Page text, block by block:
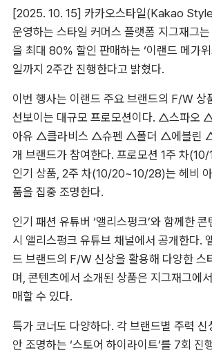
[2025. 10. 15] 카카오스타일(Kakao
운영하는 스타일 커머스 플랫폼 지그재그는
을 최대 80% 할인 판매하는 ‘이랜드 메가
일까지 2주간 진행한다고 밝혔다.
이번 행사는 이랜드 주요 브랜드의 F/W 상
선보이는 대규모 프로모션이다. △스파오
아유 △클라비스 △슈펜 △폴더 △에블린
개 브랜드가 참여한다. 프로모션 1주 차
인기 상품, 2주 차(10/20~10/28)는 헤비
품을 집중 조명한다.
인기 패션 유튜버 ‘앨리스펑크’와 함께한 콘
시 앨리스펑크 유튜브 채널에서 공개한다.
드 브랜드의 F/W 신상을 활용해 다양한 스
며, 콘텐츠에서 소개된 상품은 지그재그에
매할 수 있다.
특가 코너도 다양하다. 각 브랜드별 주력
안 조명하는 ‘스토어 하이라이트’를 7회 진